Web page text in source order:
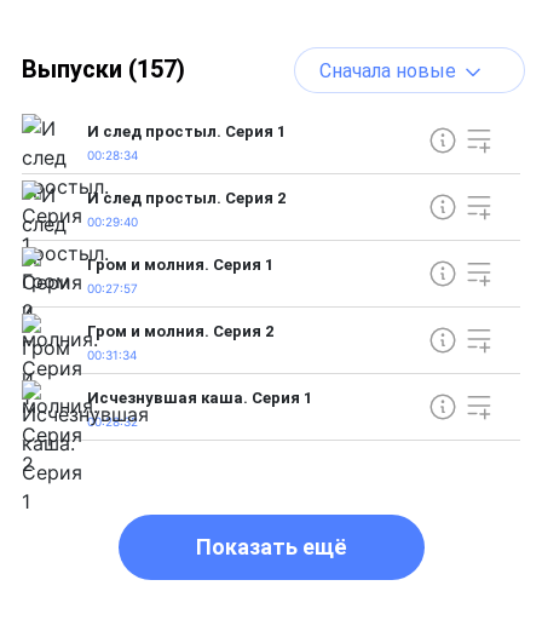
Выпуски (157) Сначала новые
И след простыл. Серия 1
00:28:34
И след простыл. Серия 2
00:29:40
Гром и молния. Серия 1
00:27:57
Гром и молния. Серия 2
00:31:34
Исчезнувшая каша. Серия 1
00:28:32
Показать ещё